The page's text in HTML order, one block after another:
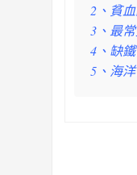
2、貧
3、最
4、缺
5、海